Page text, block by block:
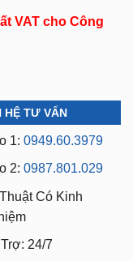
VAT cho Công
HỆ TƯ VẤN
1: 0949.60.3979
2: 0987.801.029
Có Kinh
24/7